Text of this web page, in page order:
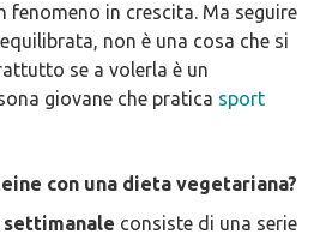
fenomeno in crescita. Ma seguire
non è una cosa che si
se a volerla è un
giovane che pratica sport
con una dieta vegetariana?
consiste di una serie